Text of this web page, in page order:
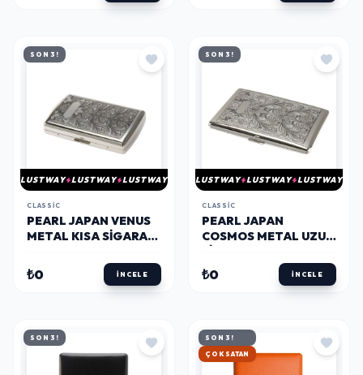
SON 3!
LUSTWAY LUSTWAY LUSTWAY
CLASSIC
PEARL JAPAN VENUS
METAL KISA SIGARA
ARABASQUE KROM
12LI
₺0 İNCELE
SON 3!
LUSTWAY LUSTWAY LUSTWAY
CLASSIC
PEARL JAPAN
COSMOS METAL UZUN
ARABESQUE 9LU
₺0 İNCELE
SON 3!
SON 3!
HIZLI KARGO